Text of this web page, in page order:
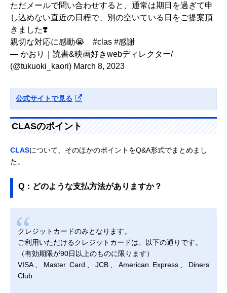
ただメールで問い合わせすると、通常は期日を過ぎて申
し込めない直近の日程で、別の空いている日をご提案頂
きました❣️
親切な対応に感動😭 #clas #感謝
— かおり｜読書&映画好きwebディレクター/
(@tukuoki_kaori) March 8, 2023
公式サイトで見る
CLASのポイント
CLASについて、そのほかのポイントをQ&A形式でまとめまし
た。
Q：どのような支払方法がありますか？
クレジットカードのみとなります。
ご利用いただけるクレジットカードは、以下の通りです。
（有効期限が90日以上のものに限ります）
VISA、Master Card、JCB、American Express、Diners
Club